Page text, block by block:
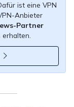
ist eine VPN
Anbieter
Partner